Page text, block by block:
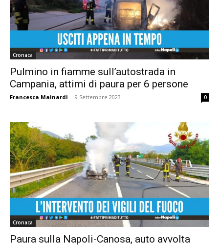
Cronaca
Pulmino in fiamme sull’autostrada in
Campania, attimi di paura per 6 persone
Francesca Mainardi - 9 Settembre 2023 0
Cronaca
Paura sulla Napoli-Canosa, auto avvolta